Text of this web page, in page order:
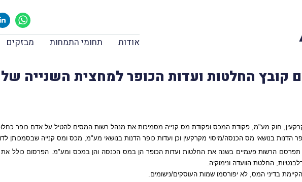
אודות תחומי התמחות מבזקים
קובץ החלטות ועדות הכופר למחצית השנייה של
חוק מע"מ, פקודת המכס ופקודת מס קנייה מסמיכות את מנהל רשות המסים להטיל על אדם כופר
הדנות בנושאי מס הכנסה/מיסוי מקרקעין וכן ועדות כופר הדנות בנושאי מע"מ, מכס ומס קנייה שבסמכותן
הרשות פעמיים בשנה את החלטות ועדות הכופר הן במס הכנסה והן במכס ומע"מ. הפרסום כולל את
החלטת הוועדה ונימוקיה.
בדיני המס, לא יפורסמו שמות העוסקים/נישומים.